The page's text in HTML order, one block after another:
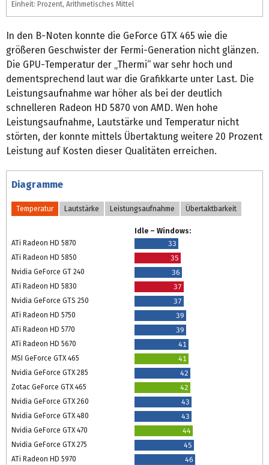
Einheit: Prozent, Arithmetisches Mittel
In den B-Noten konnte die GeForce GTX 465 wie die
größeren Geschwister der Fermi-Generation nicht glänzen.
Die GPU-Temperatur der „Thermi“ war sehr hoch und
dementsprechend laut war die Grafikkarte unter Last. Die
Leistungsaufnahme war höher als bei der deutlich
schnelleren Radeon HD 5870 von AMD. Wen hohe
Leistungsaufnahme, Lautstärke und Temperatur nicht
störten, der konnte mittels Übertaktung weitere 20 Prozent
Leistung auf Kosten dieser Qualitäten erreichen.
Diagramme
Temperatur Lautstärke Leistungsaufnahme Übertaktbarkeit
Idle – Windows:
ATi Radeon HD 5870
33
ATi Radeon HD 5850
35
Nvidia GeForce GT 240
36
ATi Radeon HD 5830
37
Nvidia GeForce GTS 250
37
ATi Radeon HD 5750
39
ATi Radeon HD 5770
39
ATi Radeon HD 5670
41
MSI GeForce GTX 465
41
Nvidia GeForce GTX 285
42
Zotac GeForce GTX 465
42
Nvidia GeForce GTX 260
43
Nvidia GeForce GTX 480
43
Nvidia GeForce GTX 470
44
Nvidia GeForce GTX 275
45
ATi Radeon HD 5970
46